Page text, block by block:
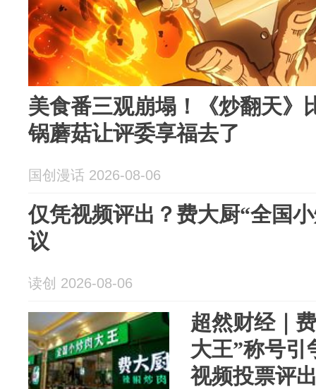
美食番三观崩塌！《炒翻天》
锅蘑菇让评委享福去了
国创漫话 2026-08-06
仅凭视频评出？费大厨“全国
议
读创 2026-08-06
超然财经｜
大王”称号引
视频投票评